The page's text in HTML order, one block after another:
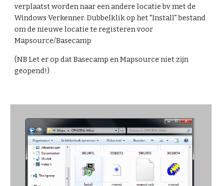
verplaatst worden naar een andere locatie bv met de
Windows Verkenner. Dubbelklik op het "Install" bestand
om de nieuwe locatie te registeren voor
Mapsource/Basecamp
(NB Let er op dat Basecamp en Mapsource niet zijn
geopend!)